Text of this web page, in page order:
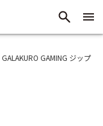
GAMING ジップ